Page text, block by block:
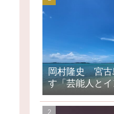
岡村隆史 宮古
す「芸能人と
になってしま